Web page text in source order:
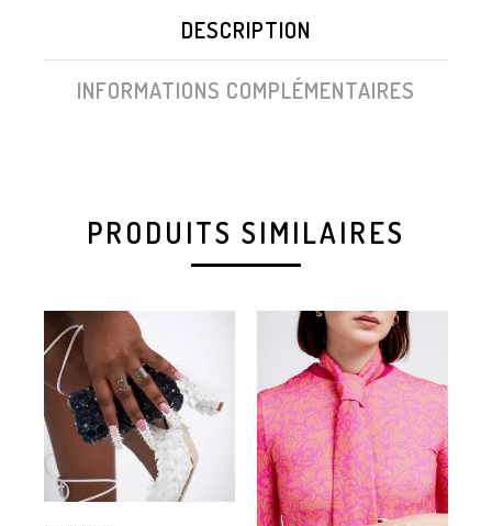
DESCRIPTION
INFORMATIONS COMPLÉMENTAIRES
PRODUITS SIMILAIRES